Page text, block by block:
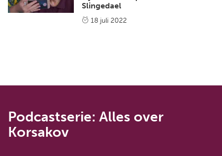
Slingedael
18 juli 2022
Podcastserie: Alles over
Korsakov